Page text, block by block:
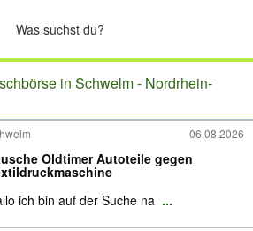
in Schwelm - Nordrhein-
06.08.2026
Oldtimer Autoteile gegen
ich bin auf der Suche na ...